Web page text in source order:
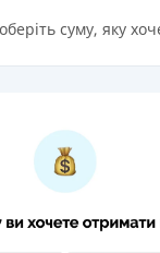
суму, яку